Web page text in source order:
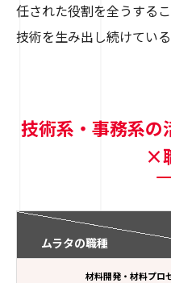
任された役割を全うする
技術を生み出し続けている
技術系・事務系の
×
ムラタの職種
材料開発・材料プロ